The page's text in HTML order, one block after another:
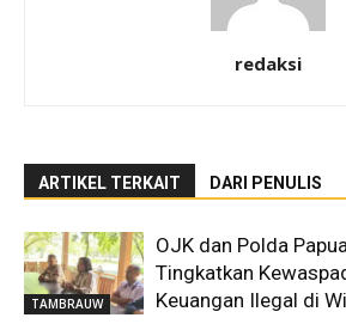
redaksi
ARTIKEL TERKAIT DARI PENULIS
TAMBRAUW
OJK dan Polda
Tingkatkan
Keuangan Ilegal di